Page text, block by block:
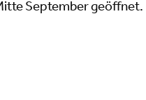
September geöffnet.